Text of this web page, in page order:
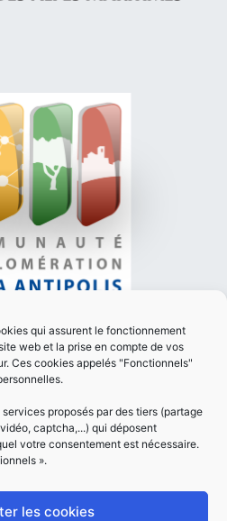
qui assurent le fonctionnement
web et la prise en compte de vos
Ces cookies appelés "Fonctionnels"
proposés par des tiers (partage
captcha,...) qui déposent
votre consentement est nécessaire.
».
les cookies
DU SITE
LÉGALES
CONFIDENTIALITÉ